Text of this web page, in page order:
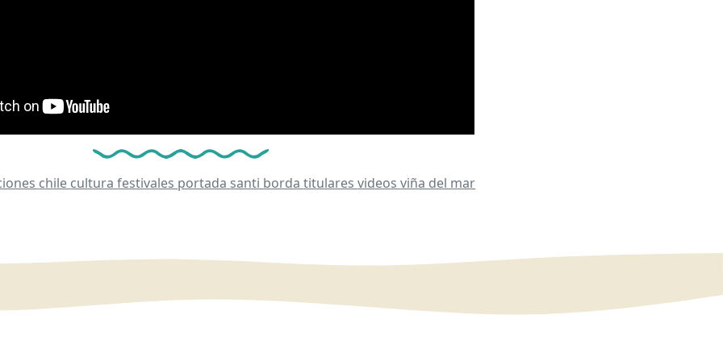
chile culturafestivales portada santi bordatitularesvideosviña del mar